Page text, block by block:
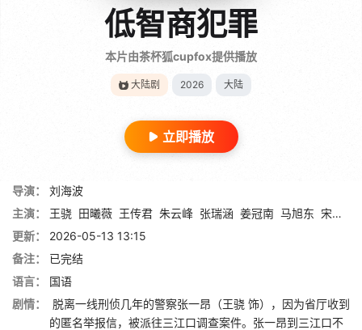
低智商犯罪
本片由茶杯狐cupfox提供播放
大陆剧 2026 大陆
立即播放
导演：
刘海波
主演：
王骁 田曦薇 王传君 朱云峰 张瑞涵 姜冠南 马旭东 宋郁河
更新：
2026-05-13 13:15
备注：
已完结
语言：
国语
剧情：
脱离一线刑侦几年的警察张一昂（王骁 饰），因为省厅收到
的匿名举报信，被派往三江口调查案件。张一昂到三江口不